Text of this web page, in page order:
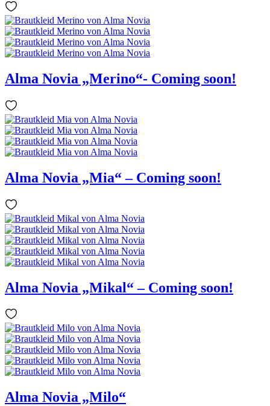
Alma Novia „Merino“- Coming soon!
Alma Novia „Mia“ – Coming soon!
Alma Novia „Mikal“ – Coming soon!
Alma Novia „Milo“